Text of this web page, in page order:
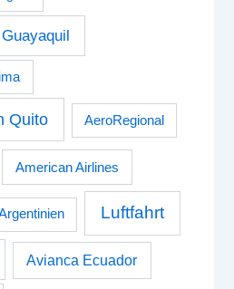
Quito AeroRegional
American Airlines
Luftfahrt
Avianca Ecuador